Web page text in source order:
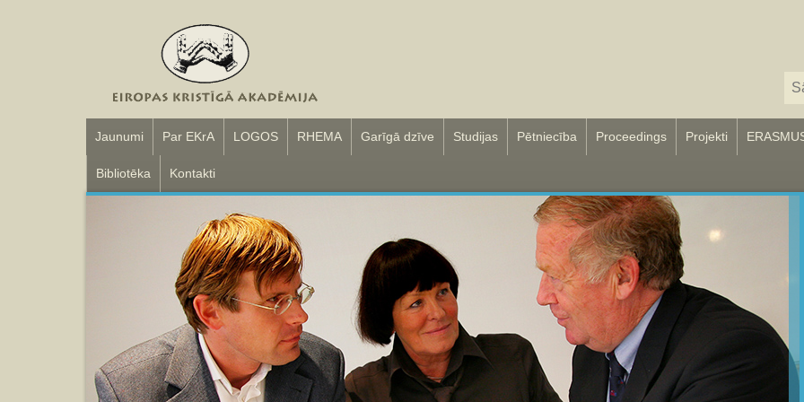
Jaunumi Par EKrA LOGOS RHEMA Garīgā dzīve Studijas Pētniecība Proceedings Projekti
Bibliotēka Kontakti